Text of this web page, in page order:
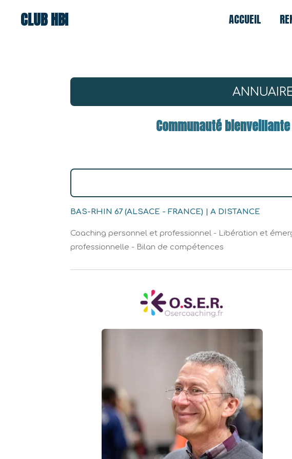
PasserCLUB HBI ACCUEIL
Communauté
BAS-RHIN 67 (ALSACE - FRANCE) | A DISTANCE
Coaching personnel et professionnel - Libération et
professionnelle - Bilan de compétences